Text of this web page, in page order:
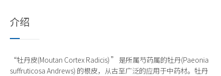
介绍
“牡丹皮(Moutan Cortex Radicis) ” 是所属芍药属的牡丹(Paeonia
suffruticosa Andrews) 的根皮，从古至广泛的应用于中药材。牡丹